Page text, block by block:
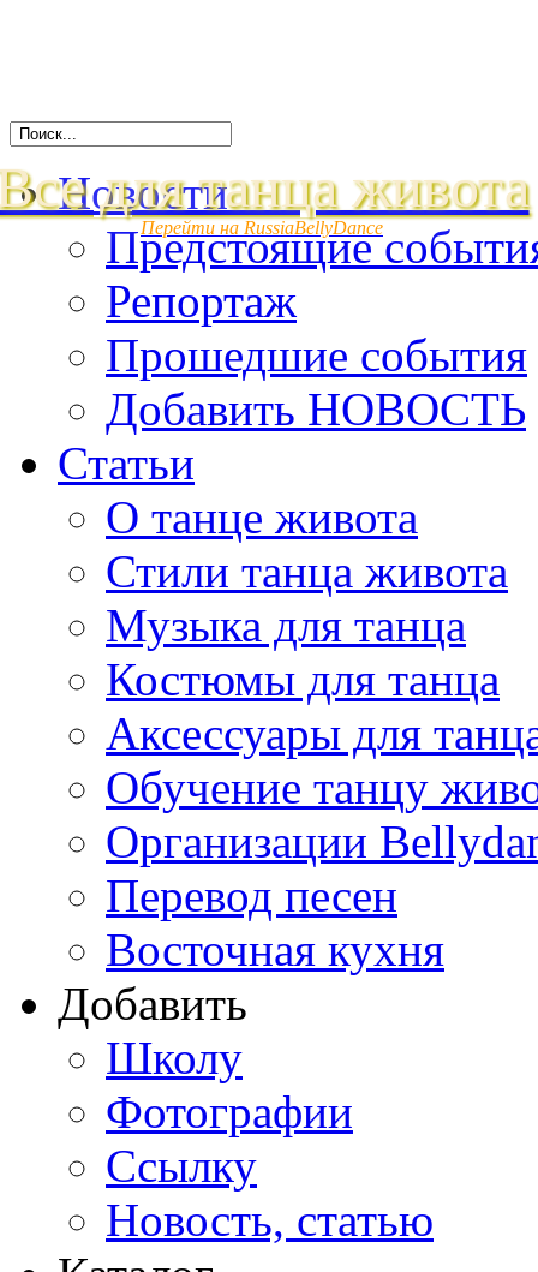
для танца живота
Перейти на RussiaBellyDance
Новости
Предстоящие
Репортаж
Прошедшие события
Добавить НОВОСТЬ
Статьи
О танце живота
Стили танца живота
Музыка для танца
Костюмы для танца
Аксессуары для
Обучение танцу
Организации
Перевод песен
Восточная кухня
Добавить
Школу
Фотографии
Ссылку
Новость, статью